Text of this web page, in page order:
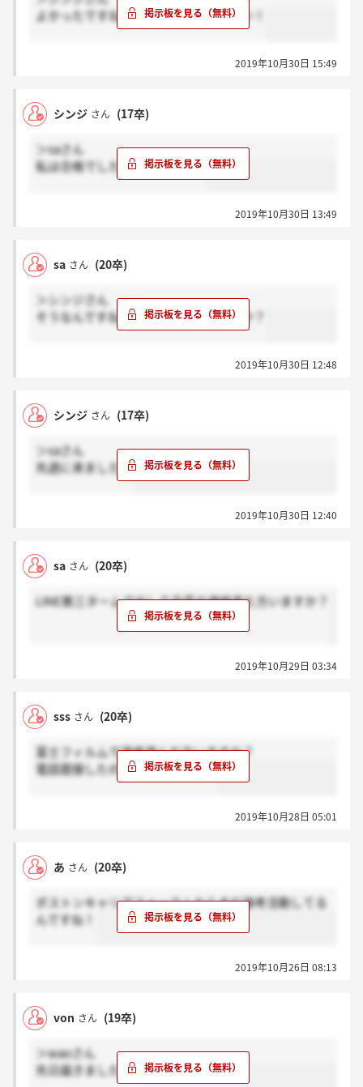
よかったですね！面接頑張ってください！
2019年10月30日 15:49
シンジ さん (17卒)
＞saさん
私は合格でした、とりあえずは
2019年10月30日 13:49
sa さん (20卒)
＞シンジさん
そうなんですね、ちなみに合格でしたか？
2019年10月30日 12:48
シンジ さん (17卒)
＞saさん
先週に来ましたよ
2019年10月30日 12:40
sa さん (20卒)
LINE第三タームで出して合否の連絡来た方いますか？
2019年10月29日 03:34
sss さん (20卒)
富士フィルムで選考進んだ方いますか？
電話面接したのに連絡きません。
2019年10月28日 05:01
あ さん (20卒)
ボストンキャリアフォーラムならまだ選考活動してる
んですね！
2019年10月26日 08:13
von さん (19卒)
＞waoさん
先日届きましたよ！